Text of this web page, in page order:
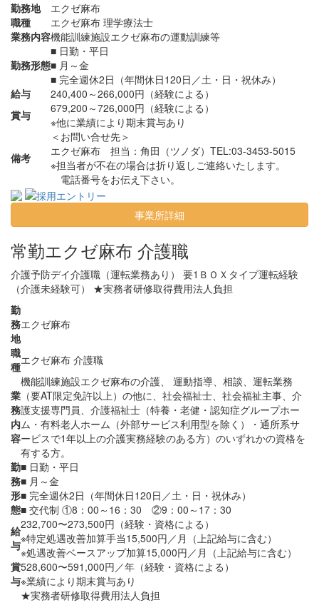
勤務地
エクゼ麻布
職種
エクゼ麻布 理学療法士
業務内容機能訓練施設エクゼ麻布の運動訓練等
勤務形態
■ 日勤・平日
■ 月～金
■ 完全週休2日（年間休日120日／土・日・祝休み）
給与
240,400～266,000円（経験による）
賞与
679,200～726,000円（経験による）
※他に業績により期末賞与あり
備考
＜お問い合せ先＞
エクゼ麻布 担当：角田（ツノダ）TEL:03-3453-5015
※担当者が不在の場合は折り返しご連絡いたします。
電話番号をお伝え下さい。
事業所詳細
常勤エクゼ麻布 介護職
介護予防デイ介護職（運転業務あり） 要1ＢＯＸタイプ運転経験
（介護未経験可） ★実務者研修取得費用法人負担
勤
務
地
エクゼ麻布
職
種エクゼ麻布 介護職
業
務
内
容
機能訓練施設エクゼ麻布の介護、 運動指導、相談、運転業務
（要AT限定免許以上）の他に、社会福祉士、社会福祉主事、介
護支援専門員、介護福祉士（特養・老健・認知症グループホー
ム・有料老人ホーム（外部サービス利用型を除く）・通所系サ
ービスで1年以上の介護実務経験のある方）のいずれかの資格を
有する方。
勤
務
形
態
■ 日勤・平日
■ 月～金
■ 完全週休2日（年間休日120日／土・日・祝休み）
■ 交代制 ①8：00～16：30 ②9：00～17：30
給
与
232,700〜273,500円（経験・資格による）
※特定処遇改善加算手当15,500円／月（上記給与に含む）
※処遇改善ベースアップ加算15,000円／月（上記給与に含む）
賞
与
528,600〜591,000円／年（経験・資格による）
※業績により期末賞与あり
★実務者研修取得費用法人負担